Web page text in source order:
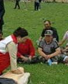
持续加大安全
。